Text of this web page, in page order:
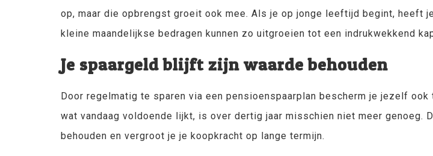
op, maar die opbrengst groeit ook mee. Als je op jonge leeftijd begint, heeft
kleine maandelijkse bedragen kunnen zo uitgroeien tot een indrukwekkend
Je spaargeld blijft zijn waarde behouden
Door regelmatig te sparen via een pensioenspaarplan bescherm je jezelf
wat vandaag voldoende lijkt, is over dertig jaar misschien niet meer
behouden en vergroot je je koopkracht op lange termijn.